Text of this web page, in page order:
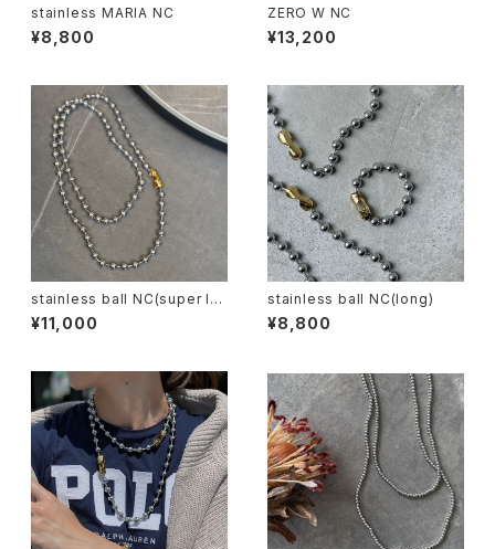
stainless MARIA NC
¥8,800
ZERO W NC
¥13,200
stainless ball NC(super lo
ng)
¥11,000
stainless ball NC(long)
¥8,800